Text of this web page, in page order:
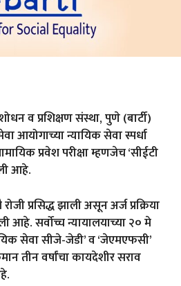
व प्रशिक्षण संस्था, पुणे (बार्टी)
आयोगाच्या न्यायिक सेवा स्पर्धा
प्रवेश परीक्षा म्हणजेच ‘सीईटी
आहे.
प्रसिद्ध झाली असून अर्ज प्रक्रिया
सर्वोच्च न्यायालयाच्या २० मे
सेवा सीजे-जेडी’ व ‘जेएमएफसी’
तीन वर्षांचा कायदेशीर सराव